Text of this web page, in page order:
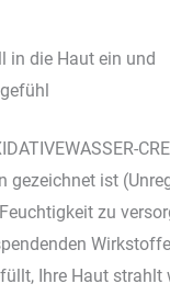
in die Haut ein und
ist
zu
Ihre Haut